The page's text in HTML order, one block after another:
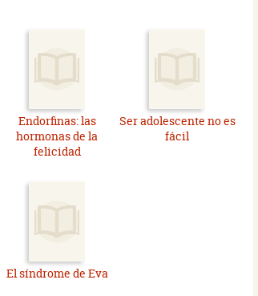
Endorfinas: las
hormonas de la
felicidad
Ser adolescente no es
fácil
El síndrome de Eva